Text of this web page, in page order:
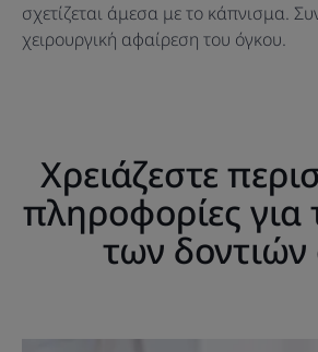
σχετίζεται άμεσα με το κάπνισμα.
χειρουργική αφαίρεση του όγκου.
Χρειάζεστε
πληροφορίες για
των δοντιών